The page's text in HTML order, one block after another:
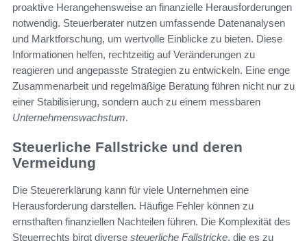
proaktive Herangehensweise an finanzielle Herausforderungen
notwendig. Steuerberater nutzen umfassende Datenanalysen
und Marktforschung, um wertvolle Einblicke zu bieten. Diese
Informationen helfen, rechtzeitig auf Veränderungen zu
reagieren und angepasste Strategien zu entwickeln. Eine enge
Zusammenarbeit und regelmäßige Beratung führen nicht nur zu
einer Stabilisierung, sondern auch zu einem messbaren
Unternehmenswachstum.
Steuerliche Fallstricke und deren
Vermeidung
Die Steuererklärung kann für viele Unternehmen eine
Herausforderung darstellen. Häufige Fehler können zu
ernsthaften finanziellen Nachteilen führen. Die Komplexität des
Steuerrechts birgt diverse steuerliche Fallstricke, die es zu